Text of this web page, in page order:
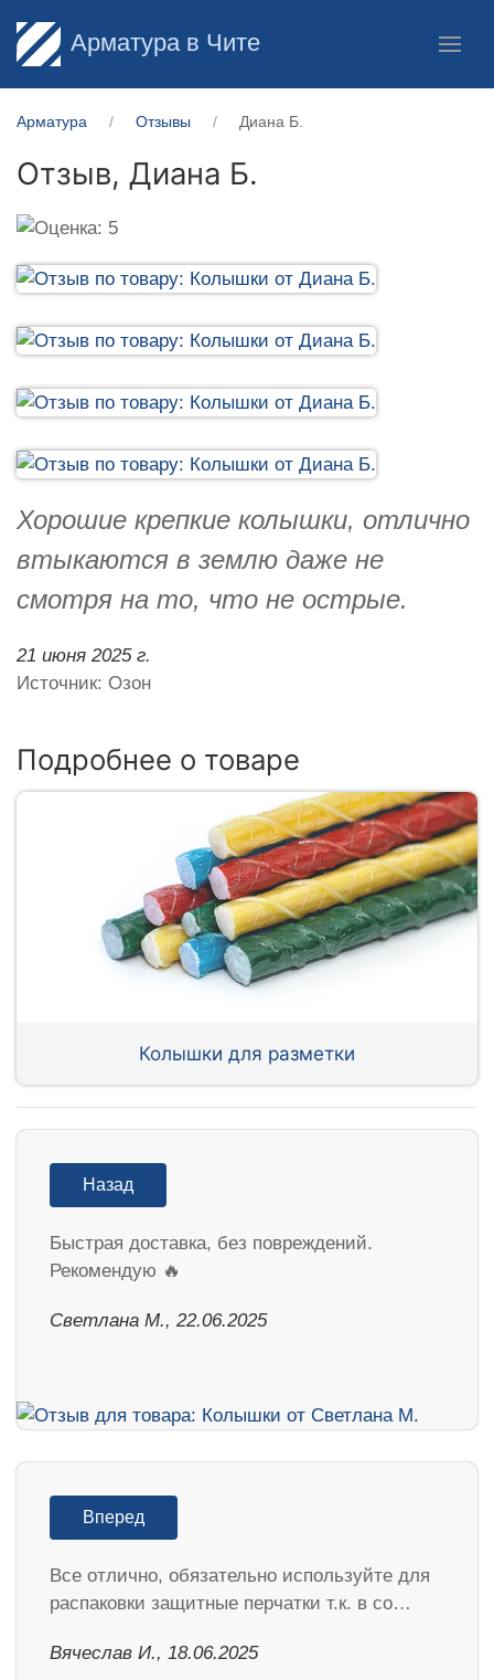
Арматура в Чите
Арматура Отзывы Диана Б.
Отзыв, Диана Б.
Хорошие крепкие колышки, отлично
втыкаются в землю даже не
смотря на то, что не острые.
21 июня 2025 г.
Источник: Озон
Подробнее о товаре
Колышки для разметки
Назад
Быстрая доставка, без повреждений.
Рекомендую 🔥
Светлана М., 22.06.2025
Вперед
Все отлично, обязательно используйте для
распаковки защитные перчатки т.к. в со…
Вячеслав И., 18.06.2025